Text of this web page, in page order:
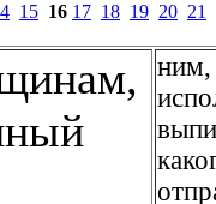
15 16 17 18 19 20 21
ним,